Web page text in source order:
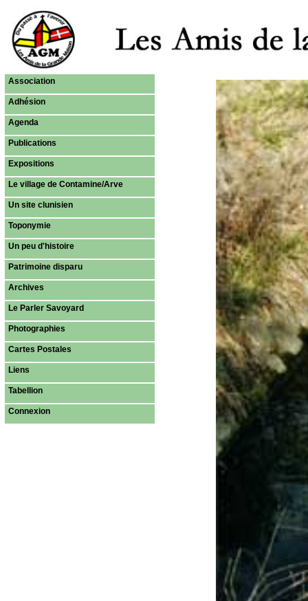
Association
Adhésion
Agenda
Publications
Expositions
Le village de Contamine/Arve
Un site clunisien
Toponymie
Un peu d'histoire
Patrimoine disparu
Archives
Le Parler Savoyard
Photographies
Cartes Postales
Liens
Tabellion
Connexion